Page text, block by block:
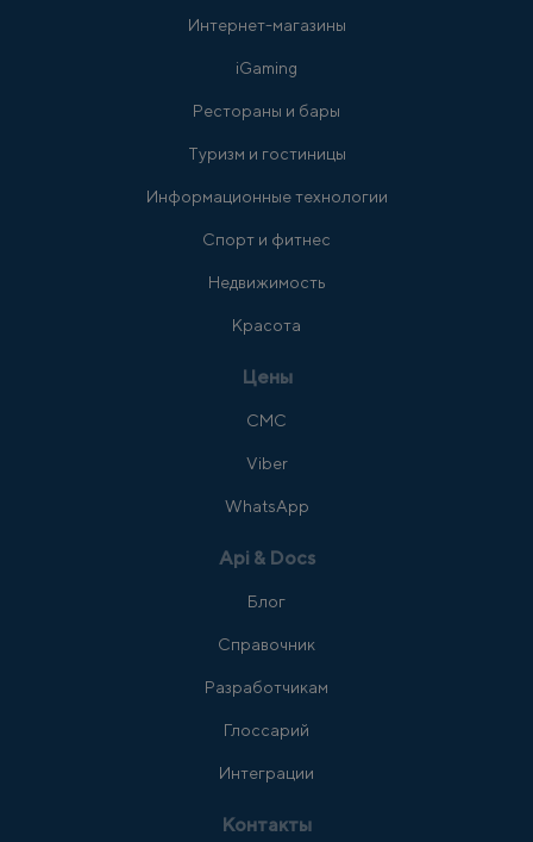
Интернет-магазины
iGaming
Рестораны и бары
Туризм и гостиницы
Информационные технологии
Спорт и фитнес
Недвижимость
Красота
Цены
СМС
Viber
WhatsApp
Api & Docs
Блог
Справочник
Разработчикам
Глоссарий
Интеграции
Контакты